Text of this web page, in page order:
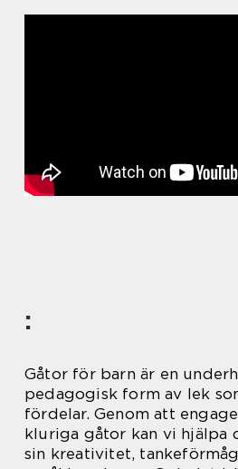
:
Gåtor för barn är en
pedagogisk form av lek
fördelar. Genom att
kluriga gåtor kan vi hjälpa
sin kreativitet,